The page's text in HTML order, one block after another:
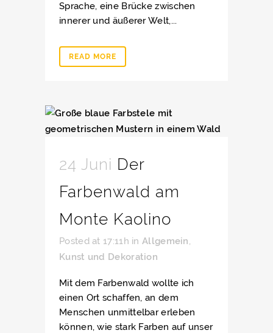
Sprache, eine Brücke zwischen
innerer und äußerer Welt,...
READ MORE
24 Juni Der
Farbenwald am
Monte Kaolino
Posted at 17:11h inAllgemein,
Kunst und Dekoration
Mit dem Farbenwald wollte ich
einen Ort schaffen, an dem
Menschen unmittelbar erleben
können, wie stark Farben auf unser